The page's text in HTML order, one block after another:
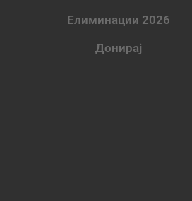
Елиминации 2026
Донирај